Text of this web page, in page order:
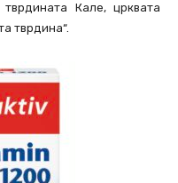
Кале, црквата
тврдина“.